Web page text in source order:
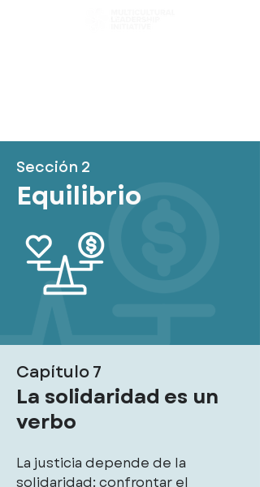
Sección 2
Equilibrio
Capítulo 7
La solidaridad es un
verbo
La justicia depende de la
solidaridad: confrontar el